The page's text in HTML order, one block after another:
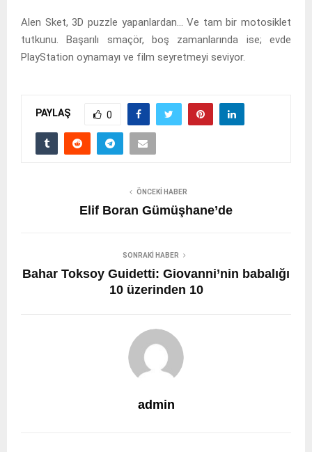
Alen Sket, 3D puzzle yapanlardan… Ve tam bir motosiklet
tutkunu. Başarılı smaçör, boş zamanlarında ise; evde
PlayStation oynamayı ve film seyretmeyi seviyor.
PAYLAŞ 0
ÖNCEKI HABER
Elif Boran Gümüşhane’de
SONRAKI HABER
Bahar Toksoy Guidetti: Giovanni’nin babalığı
10 üzerinden 10
admin